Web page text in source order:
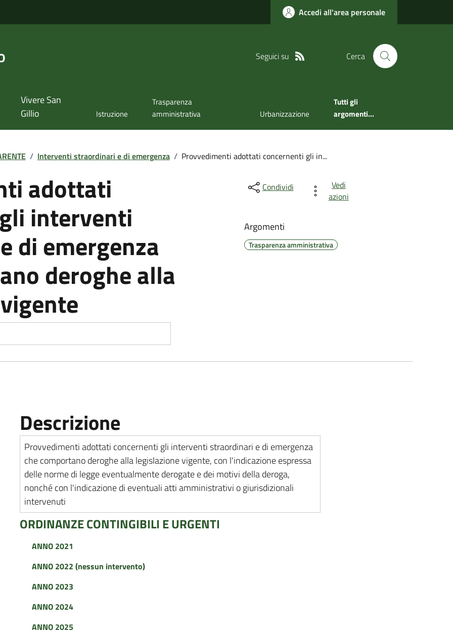
Accedi all'area personale
Seguici su Cerca
Vivere San
Gillio
Istruzione
Trasparenza
amministrativa
Urbanizzazione
Tutti gli
argomenti...
/ Interventi straordinari e di emergenza / Provvedimenti adottati concernenti gli in...
adottati
interventi
di emergenza
deroghe alla
Condividi
Vedi
azioni
Argomenti
Trasparenza amministrativa
Descrizione
Provvedimenti adottati concernenti gli interventi straordinari e di emergenza
che comportano deroghe alla legislazione vigente, con l'indicazione espressa
delle norme di legge eventualmente derogate e dei motivi della deroga,
nonché con l'indicazione di eventuali atti amministrativi o giurisdizionali
intervenuti
ORDINANZE CONTINGIBILI E URGENTI
ANNO 2021
ANNO 2022 (nessun intervento)
ANNO 2023
ANNO 2024
ANNO 2025